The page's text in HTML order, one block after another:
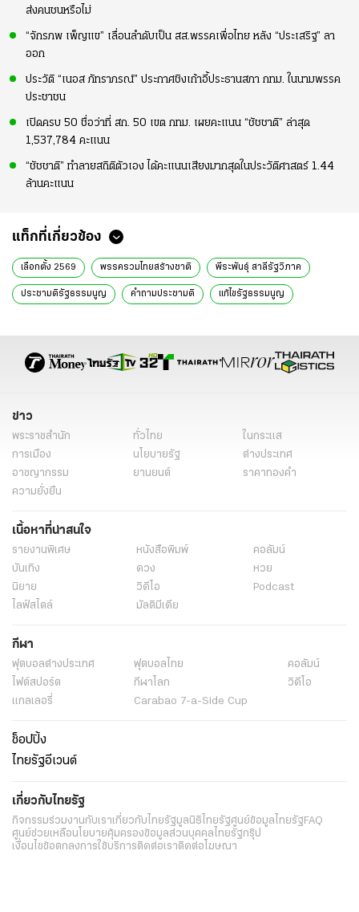
ส่งคนชนหรือไม่
“จักรภพ เพ็ญแข” เลื่อนลำดับเป็น สส.พรรคเพื่อไทย หลัง “ประเสริฐ” ลา
ออก
ประวัติ “เนอส ภัทราภรณ์” ประกาศชิงเก้าอี้ประธานสภา กทม. ในนามพรรค
ประชาชน
เปิดครบ 50 ชื่อว่าที่ สก. 50 เขต กทม. เผยคะแนน “ชัชชาติ” ล่าสุด
1,537,784 คะแนน
“ชัชชาติ” ทำลายสถิติตัวเอง ได้คะแนนเสียงมากสุดในประวัติศาสตร์ 1.44
ล้านคะแนน
แท็กที่เกี่ยวข้อง
เลือกตั้ง 2569 พรรครวมไทยสร้างชาติ พีระพันธุ์ สาลีรัฐวิภาค
ประชามติรัฐธรรมนูญ คำถามประชามติ แก้ไขรัฐธรรมนูญ
คำถามประชามติรัฐธรรมนูญ เลือกตั้ง ข่าวเลือกตั้ง
ข่าวการเมืองไทย
ข่าววันนี้ ไทยรัฐออนไลน์
ข่าว
พระราชสำนัก ทั่วไทย
ในกระแส
การเมือง
นโยบายรัฐ
ต่างประเทศ
อาชญากรรม
ยานยนต์
ราคาทองคำ
ความยั่งยืน
เนื้อหาที่น่าสนใจ
รายงานพิเศษ หนังสือพิมพ์
คอลัมน์
บันเทิง
ดวง
หวย
นิยาย
วิดีโอ
Podcast
ไลฟ์สไตล์
มัลติมีเดีย
กีฬา
ฟุตบอลต่่างประเทศ ฟุตบอลไทย
คอลัมน์
ไฟต์สปอร์ต
กีฬาโลก
วิดีโอ
แกลเลอรี่
Carabao 7-a-Side Cup
ช็อปปิ้ง
ไทยรัฐอีเวนต์
เกี่ยวกับไทยรัฐ
กิจกรรมร่วมงานกับเราเกี่ยวกับไทยรัฐมูลนิธิไทยรัฐศูนย์ข้อมูลไทยรัฐFAQ
ศูนย์ช่วยเหลือนโยบายคุ้มครองข้อมูลส่วนบุคคลไทยรัฐกรุ๊ป
เงื่อนไขข้อตกลงการใช้บริการติดต่อเราติดต่อโฆษณา